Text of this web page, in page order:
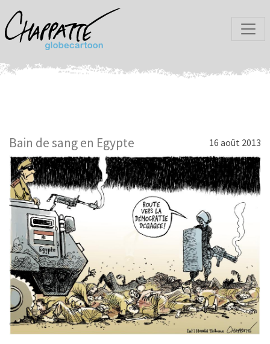
Bain de sang en Egypte 16 août 2013